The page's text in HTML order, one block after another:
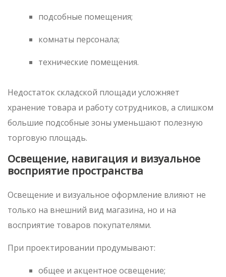
подсобные помещения;
комнаты персонала;
технические помещения.
Недостаток складской площади усложняет
хранение товара и работу сотрудников, а слишком
большие подсобные зоны уменьшают полезную
торговую площадь.
Освещение, навигация и визуальное
восприятие пространства
Освещение и визуальное оформление влияют не
только на внешний вид магазина, но и на
восприятие товаров покупателями.
При проектировании продумывают:
общее и акцентное освещение;